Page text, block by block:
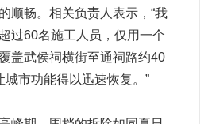
顺畅。相关负责人表示，“我
过60名施工人员，仅用一个
盖武侯祠横街至通祠路约40
市功能得以迅速恢复。”